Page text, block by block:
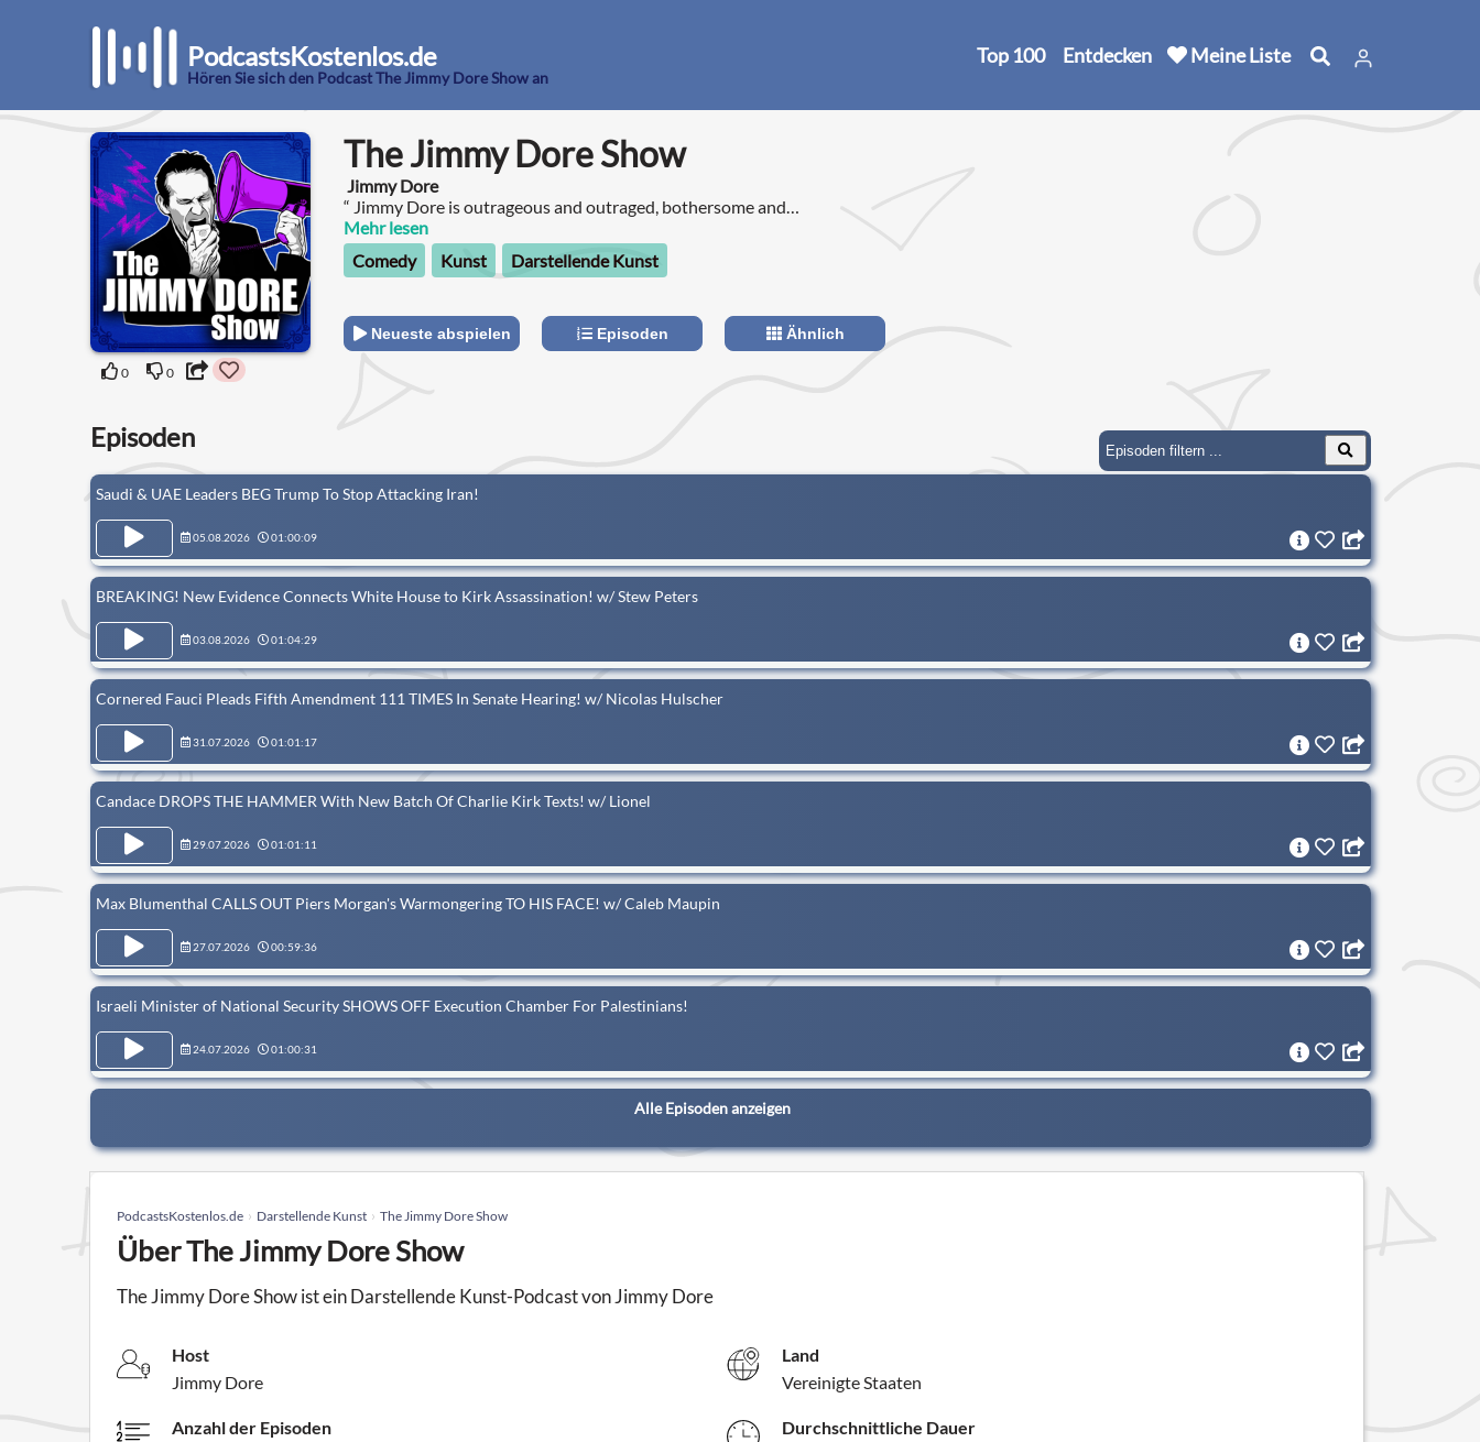
PodcastsKostenlos.de
Hören Sie sich den Podcast The Jimmy Dore Show an
Top 100 Entdecken Meine Liste
0 0
The Jimmy Dore Show
Jimmy Dore
“ Jimmy Dore is outrageous and outraged, bothersome and
bothered, a crucial, profane, passionate voice for progressives and
freethinkers in 21st century America.” -Patton Oswalt
Mehr lesen
Comedy
Kunst Darstellende Kunst
Neueste abspielen Episoden Ähnlich
Episoden
Saudi & UAE Leaders BEG Trump To Stop Attacking Iran!
05.08.2026 01:00:09
BREAKING! New Evidence Connects White House to Kirk Assassination! w/ Stew Peters
03.08.2026 01:04:29
Cornered Fauci Pleads Fifth Amendment 111 TIMES In Senate Hearing! w/ Nicolas Hulscher
31.07.2026 01:01:17
Candace DROPS THE HAMMER With New Batch Of Charlie Kirk Texts! w/ Lionel
29.07.2026 01:01:11
Max Blumenthal CALLS OUT Piers Morgan's Warmongering TO HIS FACE! w/ Caleb Maupin
27.07.2026 00:59:36
Israeli Minister of National Security SHOWS OFF Execution Chamber For Palestinians!
24.07.2026 01:00:31
Alle Episoden anzeigen
PodcastsKostenlos.de Darstellende Kunst The Jimmy Dore Show
Über The Jimmy Dore Show
The Jimmy Dore Show ist ein Darstellende Kunst-Podcast von Jimmy Dore
Host
Jimmy Dore
Land
Vereinigte Staaten
Anzahl der Episoden
Durchschnittliche Dauer